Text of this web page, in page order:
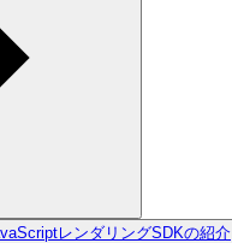
レンダリングSDKの紹介